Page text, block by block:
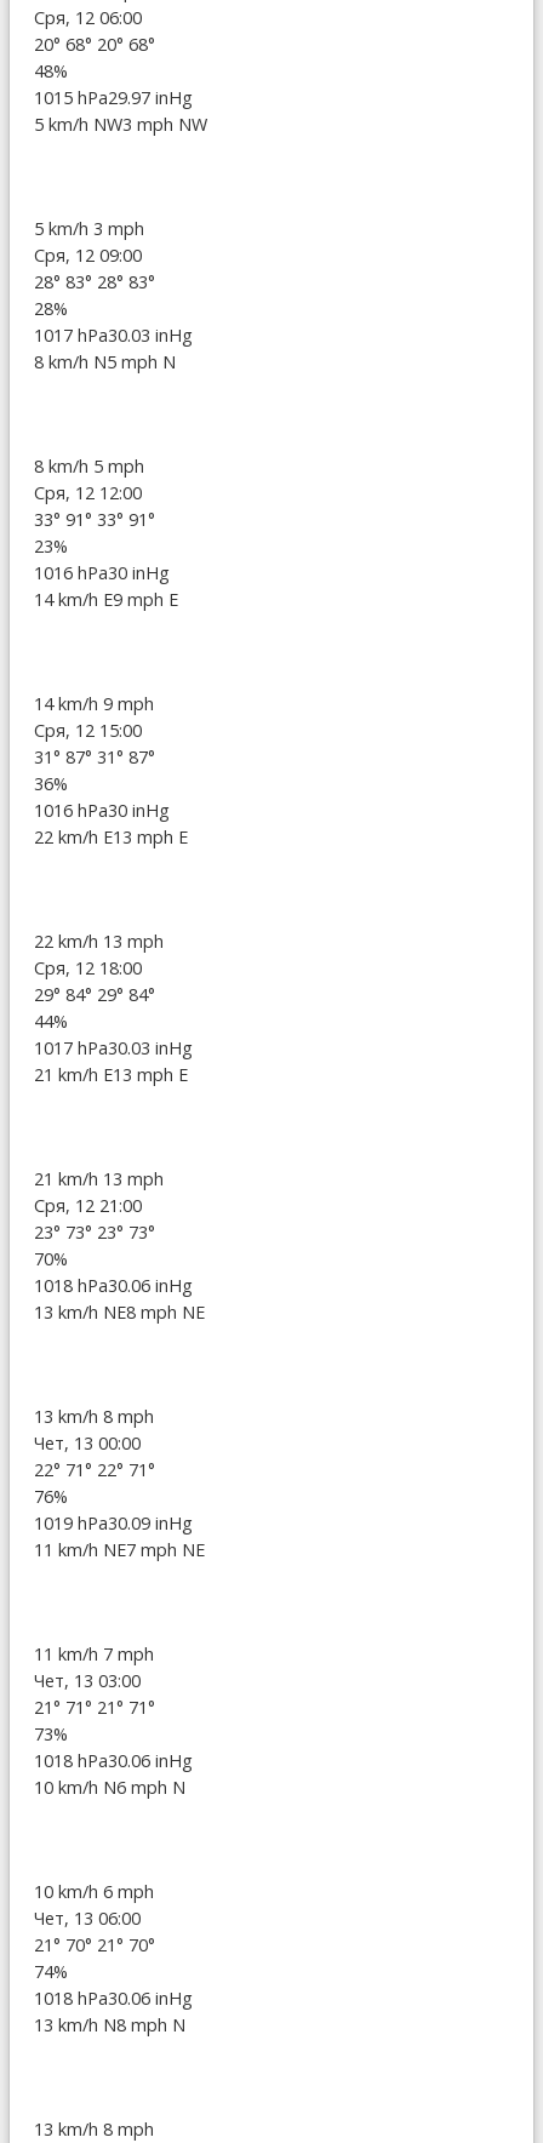
Сря, 12 06:00
20° 68° 20° 68°
48%
1015 hPa29.97 inHg
5 km/h NW3 mph NW
5 km/h 3 mph
Сря, 12 09:00
28° 83° 28° 83°
28%
1017 hPa30.03 inHg
8 km/h N5 mph N
8 km/h 5 mph
Сря, 12 12:00
33° 91° 33° 91°
23%
1016 hPa30 inHg
14 km/h E9 mph E
14 km/h 9 mph
Сря, 12 15:00
31° 87° 31° 87°
36%
1016 hPa30 inHg
22 km/h E13 mph E
22 km/h 13 mph
Сря, 12 18:00
29° 84° 29° 84°
44%
1017 hPa30.03 inHg
21 km/h E13 mph E
21 km/h 13 mph
Сря, 12 21:00
23° 73° 23° 73°
70%
1018 hPa30.06 inHg
13 km/h NE8 mph NE
13 km/h 8 mph
Чет, 13 00:00
22° 71° 22° 71°
76%
1019 hPa30.09 inHg
11 km/h NE7 mph NE
11 km/h 7 mph
Чет, 13 03:00
21° 71° 21° 71°
73%
1018 hPa30.06 inHg
10 km/h N6 mph N
10 km/h 6 mph
Чет, 13 06:00
21° 70° 21° 70°
74%
1018 hPa30.06 inHg
13 km/h N8 mph N
13 km/h 8 mph